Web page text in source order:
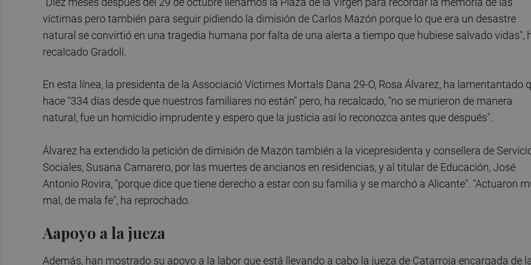
víctimas pero también para seguir pidiendo la dimisión de Carlos Mazón porque lo que era un desastre
natural se convirtió en una tragedia humana por falta de una alerta a tiempo que hubiese salvado vidas",
recalcado Gradolí.
En esta línea, la presidenta de la Associació Víctimes Mortals Dana 29-O, Rosa Álvarez, ha lamentantado
hace "334 días desde que nuestros familiares no están" pero, ha recalcado, "no se murieron de manera
natural, fue un homicidio imprudente y espero que la justicia así lo reconozca antes que después".
Álvarez ha extendido la petición de dimisión de Mazón también a la vicepresidenta y consellera de
Sociales, Susana Camarero, por las muertes de ancianos en residencias, y al titular de Educación, José
Antonio Rovira, "porque dice que tiene derecho a estar con su familia y se marchó a Alicante". "Actuaron
mal, de mala fe", ha reprochado.
Aapoyo a la jueza
Además, han mostrado su apoyo a la labor que está llevando a cabo la jueza de Catarroja encargada de